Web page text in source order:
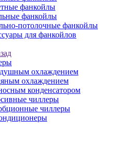
фанкойлы
фанкойлы
потолочные фанкойлы
для фанкойлов
охлаждением
охлаждением
конденсатором
чиллеры
чиллеры